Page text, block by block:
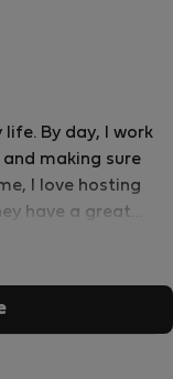
By day, I work
making sure
I love hosting
have a great
you&#039;ll
active and unwind